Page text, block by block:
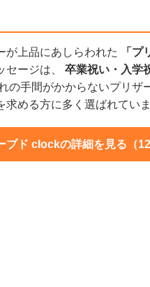
が上品にあしらわれた 「プ
セージは、 卒業祝い・入学
の手間がかからないプリ
める方に多く選ばれていま
ブド clockの詳細を見る（